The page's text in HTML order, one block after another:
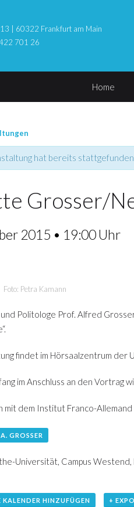
13 | 60322 Frankfurt am Main
701 26
Home
hat bereits
Grosser/
2015 • 19:00 Uhr
Foto: Petra Kamann
Politologe Prof. Alfred
findet im Hörsaalzentrum der
im Anschluss an den Vortrag
mit dem Institut Franco-
GROSSER
Universität, Campus
HINZUFÜGEN +